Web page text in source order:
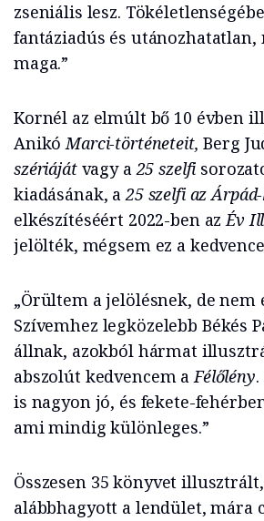
zseniális lesz.
fantáziadús és
maga.”
Kornél az elmúlt bő 10 évben
AnikóMarci-történeteit, Berg
szériájátvagy a25 szelfi
kiadásának, a25 szelfi az
elkészítéséért 2022-ben azÉv
jelölték, mégsem ez a
„Örültem a jelölésnek, de nem
Szívemhez legközelebb Békés
állnak, azokból hármat
abszolút kedvencem aFélőlény
is nagyon jó, és fekete-
ami mindig különleges.”
Összesen 35 könyvet
alábbhagyott a lendület, mára